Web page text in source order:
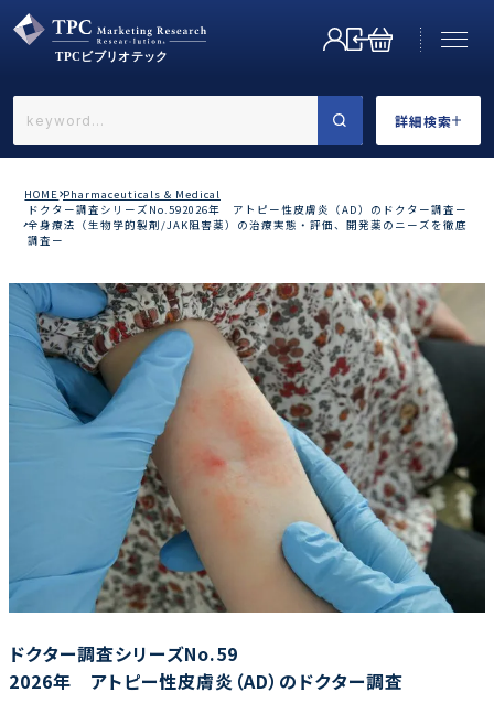
詳細検索
←戻る
業界で選ぶ
カテゴリで選ぶ
調査の種類で選ぶ
HOME Pharmaceuticals & Medical
ドクター調査シリーズNo.592026年 アトピー性皮膚炎（AD）のドクター調査ー
全身療法（生物学的製剤/JAK阻害薬）の治療実態・評価、開発薬のニーズを徹底
調査ー
ドクター調査シリーズNo.59
2026年 アトピー性皮膚炎（AD）のドクター調査